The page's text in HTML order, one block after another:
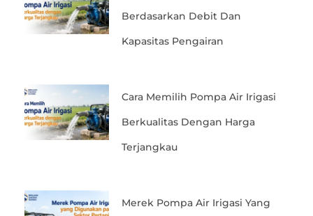
Berdasarkan Debit Dan
Kapasitas Pengairan
Cara Memilih Pompa Air Irigasi
Berkualitas Dengan Harga
Terjangkau
Merek Pompa Air Irigasi Yang